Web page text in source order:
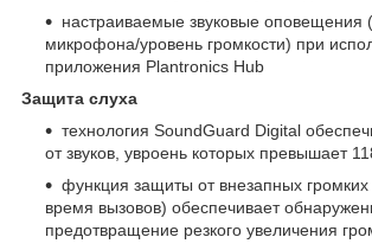
настраиваемые звуковые оповещения
микрофона/уровень громкости) при
приложения Plantronics Hub
Защита слуха
технология SoundGuard Digital
от звуков, увроень которых превышает
функция защиты от внезапных громких
время вызовов) обеспечивает
предотвращение резкого увеличения